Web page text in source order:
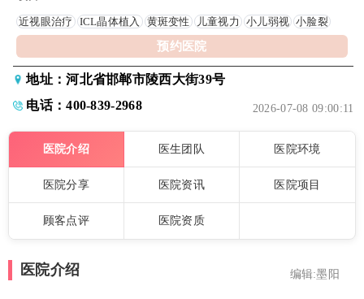
近视眼治疗 ICL晶体植入 黄斑变性 儿童视力 小儿弱视 小脸裂
预约医院
地址：河北省邯郸市陵西大街39号
电话：400-839-2968
2026-07-08 09:00:11
医院介绍 医生团队 医院环境
医院分享 医院资讯 医院项目
顾客点评 医院资质
医院介绍 编辑:墨阳